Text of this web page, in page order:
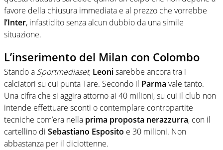
favore della chiusura immediata e al prezzo che vorrebbe
l’Inter, infastidito senza alcun dubbio da una simile
situazione.
L’inserimento del Milan con Colombo
Stando a Sportmediaset, Leonisarebbe ancora tra i
calciatori su cui punta Tare. Secondo il Parma vale tanto.
Una cifra che si aggira attorno ai 40 milioni, su cui il club non
intende effettuare sconti o contemplare contropartite
tecniche com’era nella prima proposta nerazzurra, con il
cartellino di Sebastiano Esposito e 30 milioni. Non
abbastanza per il diciottenne.